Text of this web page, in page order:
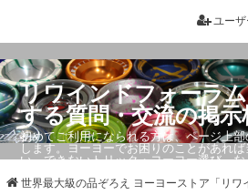
ユー
リワインドフォーラ
する質問・交流の掲示
初めてご利用になられる方は、ページ上
します。ヨーヨーでお困りのことがあれ
い。できないトリック・ヨーヨー選び、
世界最大級の品ぞろえ ヨーヨーストア「リワ